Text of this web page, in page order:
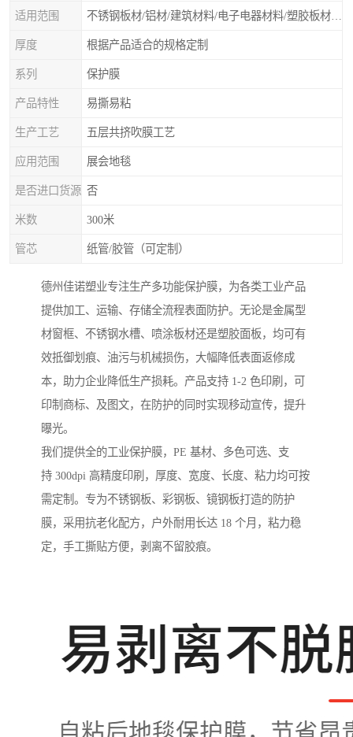
适用范围
厚度 根据产品适合的规格定制
系列 保护膜
产品特性 易撕易粘
生产工艺 五层共挤吹膜工艺
应用范围 展会地毯
是否进口货源 否
米数 300米
管芯 纸管/胶管（可定制）
德州佳诺塑业专注生产多功能保护膜，为各类工业产品
提供加工、运输、存储全流程表面防护。无论是金属型
材窗框、不锈钢水槽、喷涂板材还是塑胶面板，均可有
效抵御划痕、油污与机械损伤，大幅降低表面返修成
本，助力企业降低生产损耗。产品支持 1-2 色印刷，可
印制商标、及图文，在防护的同时实现移动宣传，提升
曝光。
我们提供全的工业保护膜，PE 基材、多色可选、支
持 300dpi 高精度印刷，厚度、宽度、长度、粘力均可按
需定制。专为不锈钢板、彩钢板、镜钢板打造的防护
膜，采用抗老化配方，户外耐用长达 18 个月，粘力稳
定，手工撕贴方便，剥离不留胶痕。